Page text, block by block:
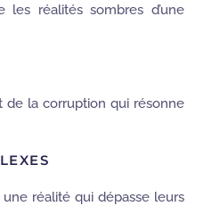
réalités sombres d’une
de la corruption qui résonne
réalité qui dépasse leurs